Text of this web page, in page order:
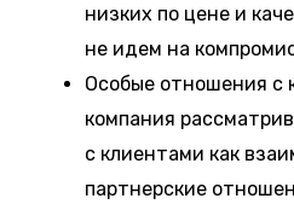
низких по цене и
не идем на
Особые отношения с
компания
с клиентами как
партнерские